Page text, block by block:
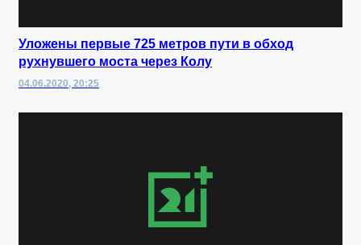
Уложены первые 725 метров пути в обход
рухнувшего моста через Колу
04.06.2020, 20:25